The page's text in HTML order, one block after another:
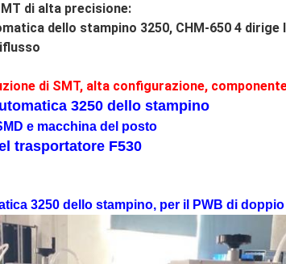
di alta precisione:
dello stampino 3250, CHM-650 4 dirige
di SMT, alta configurazione,
3250 dello stampino
e macchina del posto
trasportatore F530
3250 dello stampino, per il PWB di